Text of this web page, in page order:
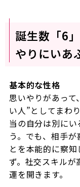
誕生数「6
やりにいあ
基本的な性格
思いやりがあっ
い人”としてまわ
当の自分は別に
う。でも、相手
とを本能的に察
ず。社交スキルが
運を開きます。